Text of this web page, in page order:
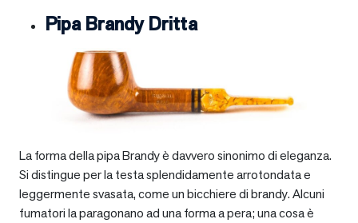
Pipa Brandy Dritta
La forma della pipa Brandy è davvero sinonimo di eleganza.
Si distingue per la testa splendidamente arrotondata e
leggermente svasata, come un bicchiere di brandy. Alcuni
fumatori la paragonano ad una forma a pera; una cosa è